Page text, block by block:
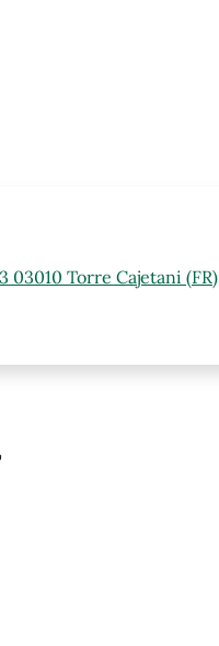
03010 Torre Cajetani (FR)